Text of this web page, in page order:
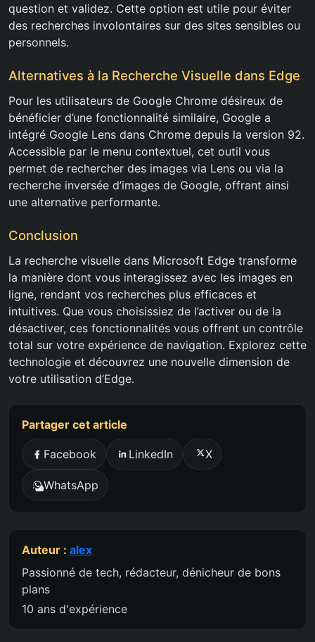
question et validez. Cette option est utile pour éviter
des recherches involontaires sur des sites sensibles ou
personnels.
Alternatives à la Recherche Visuelle dans Edge
Pour les utilisateurs de Google Chrome désireux de
bénéficier d’une fonctionnalité similaire, Google a
intégré Google Lens dans Chrome depuis la version 92.
Accessible par le menu contextuel, cet outil vous
permet de rechercher des images via Lens ou via la
recherche inversée d’images de Google, offrant ainsi
une alternative performante.
Conclusion
La recherche visuelle dans Microsoft Edge transforme
la manière dont vous interagissez avec les images en
ligne, rendant vos recherches plus efficaces et
intuitives. Que vous choisissiez de l’activer ou de la
désactiver, ces fonctionnalités vous offrent un contrôle
total sur votre expérience de navigation. Explorez cette
technologie et découvrez une nouvelle dimension de
votre utilisation d’Edge.
Partager cet article
Facebook LinkedIn X
WhatsApp
Auteur : alex
Passionné de tech, rédacteur, dénicheur de bons
plans
10 ans d'expérience